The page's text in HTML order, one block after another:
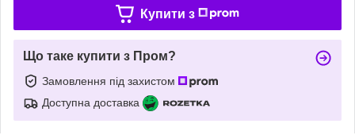
Купити з
Що таке купити з Пром?
Замовлення під захистом
Доступна доставка